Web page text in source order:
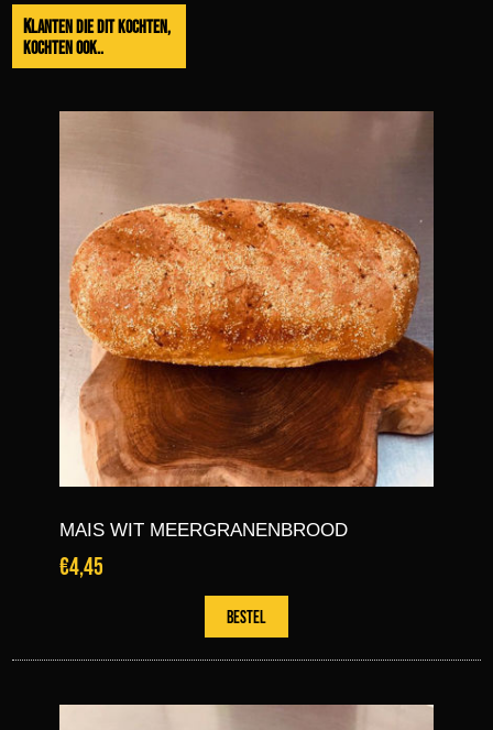
Klanten die dit kochten,
kochten ook..
MAIS WIT MEERGRANENBROOD
€4,45